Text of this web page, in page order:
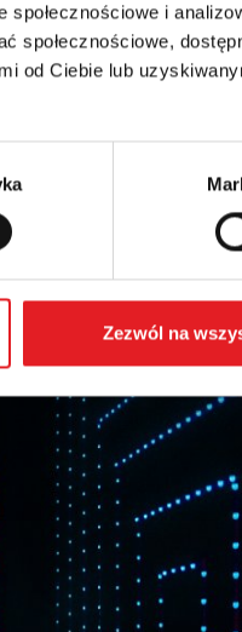
i
społecznościowe,
od Ciebie lub
Zezwól na